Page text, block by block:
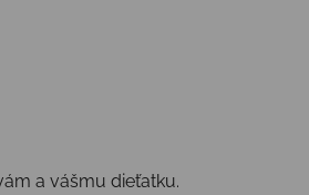
a vášmu dieťatku.